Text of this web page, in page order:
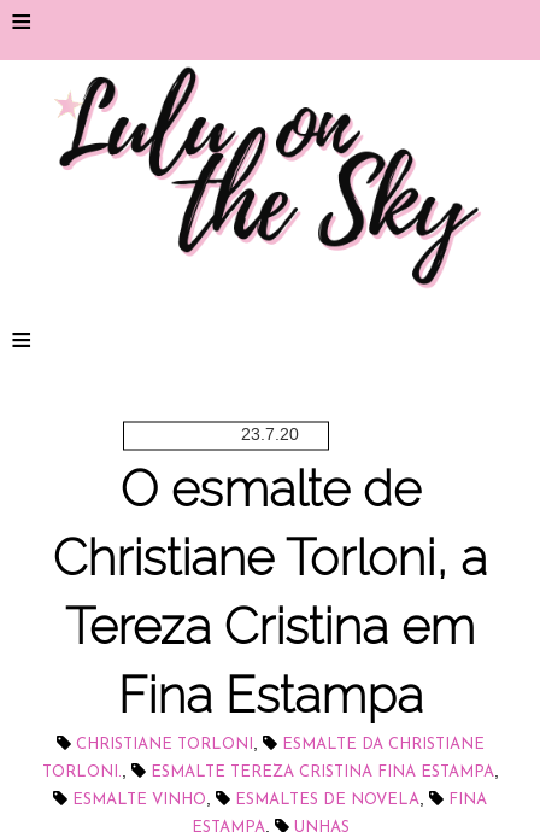
≡
≡
23.7.20
O esmalte de
Christiane Torloni, a
Tereza Cristina em
Fina Estampa
CHRISTIANE TORLONI ,
ESMALTE DA CHRISTIANE
TORLONI., ESMALTE TEREZA CRISTINA FINA ESTAMPA,
ESMALTE VINHO, ESMALTES DE NOVELA,
FINA
ESTAMPA, UNHAS